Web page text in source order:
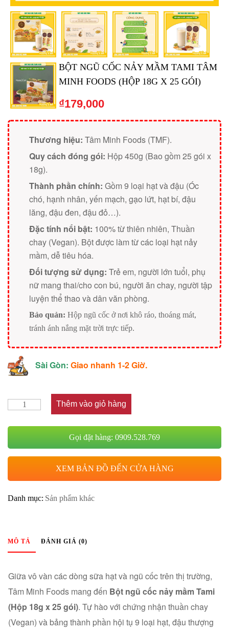
BỘT NGŨ CỐC NẢY MẦM TAMI TÂM
MINH FOODS (HỘP 18G X 25 GÓI)
₫179,000
Thương hiệu: Tâm Minh Foods (TMF).
Quy cách đóng gói: Hộp 450g (Bao gồm 25 gói x
18g).
Thành phần chính: Gồm 9 loại hạt và đậu (Óc
chó, hạnh nhân, yến mạch, gạo lứt, hạt bí, đậu
lăng, đậu đen, đậu đỏ…).
Đặc tính nổi bật: 100% từ thiên nhiên, Thuần
chay (Vegan). Bột được làm từ các loại hạt nảy
mầm, dễ tiêu hóa.
Đối tượng sử dụng: Trẻ em, người lớn tuổi, phụ
nữ mang thai/cho con bú, người ăn chay, người tập
luyện thể thao và dân văn phòng.
Bảo quản: Hộp ngũ cốc ở nơi khô ráo, thoáng mát,
tránh ánh nắng mặt trời trực tiếp.
Sài Gòn: Giao nhanh 1-2 Giờ.
Thêm vào giỏ hàng
Gọi đặt hàng: 0909.528.769
XEM BẢN ĐỒ ĐẾN CỬA HÀNG
Danh mục: Sản phẩm khác
MÔ TẢ ĐÁNH GIÁ (0)
Giữa vô vàn các dòng sữa hạt và ngũ cốc trên thị trường,
Tâm Minh Foods mang đến Bột ngũ cốc nảy mầm Tami
(Hộp 18g x 25 gói). Tự hào với chứng nhận thuần chay
(Vegan) và bảng thành phần hội tụ 9 loại hạt, đậu thượng